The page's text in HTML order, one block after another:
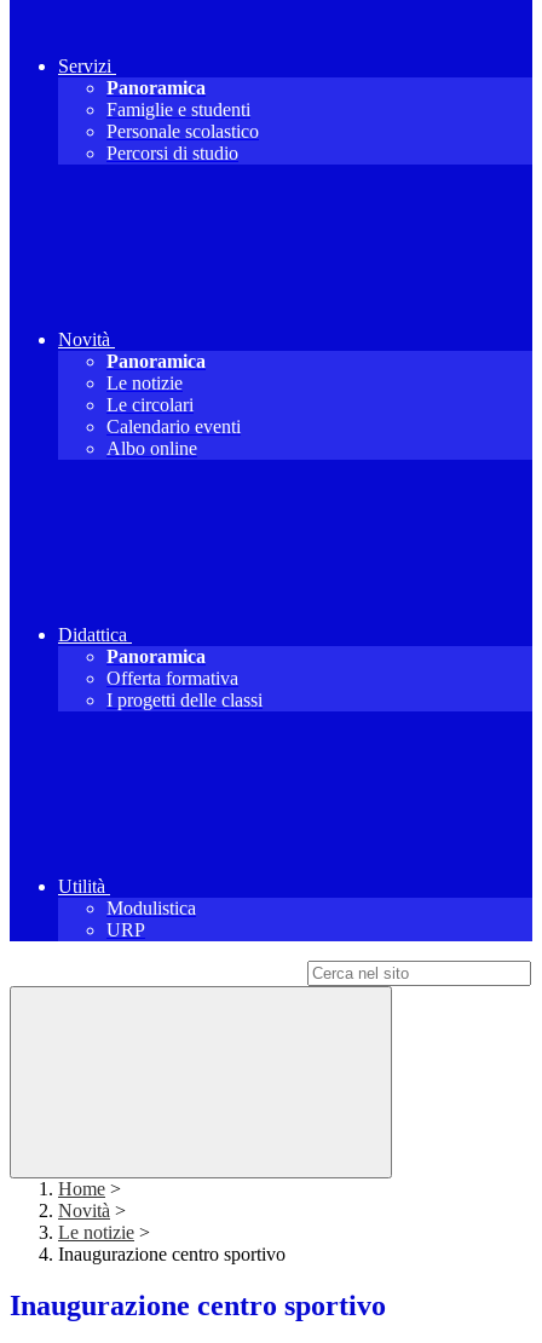
Servizi
Panoramica
Famiglie e studenti
Personale scolastico
Percorsi di studio
Novità
Panoramica
Le notizie
Le circolari
Calendario eventi
Albo online
Didattica
Panoramica
Offerta formativa
I progetti delle classi
Utilità
Modulistica
URP
Home >
Novità >
Le notizie >
Inaugurazione centro sportivo
Inaugurazione centro sportivo